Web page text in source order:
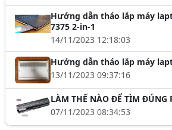
Hướng dẫn tháo lắp máy
7375 2-in-1
14/11/2023 12:18:03
Hướng dẫn tháo lắp máy
13/11/2023 09:37:16
LÀM THẾ NÀO ĐỂ TÌM ĐÚNG
07/11/2023 08:34:53